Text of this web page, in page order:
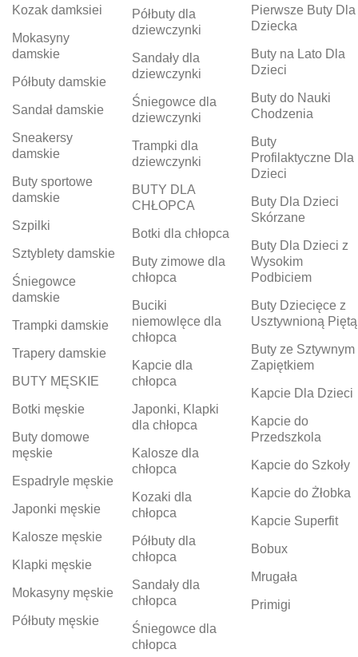
Kozak damksiei
Mokasyny
damskie
Półbuty damskie
Sandał damskie
Sneakersy
damskie
Buty sportowe
damskie
Szpilki
Sztyblety damskie
Śniegowce
damskie
Trampki damskie
Trapery damskie
BUTY MĘSKIE
Botki męskie
Buty domowe
męskie
Espadryle męskie
Japonki męskie
Kalosze męskie
Klapki męskie
Mokasyny męskie
Półbuty męskie
Półbuty dla
dziewczynki
Sandały dla
dziewczynki
Śniegowce dla
dziewczynki
Trampki dla
dziewczynki
BUTY DLA
CHŁOPCA
Botki dla chłopca
Buty zimowe dla
chłopca
Buciki
niemowlęce dla
chłopca
Kapcie dla
chłopca
Japonki, Klapki
dla chłopca
Kalosze dla
chłopca
Kozaki dla
chłopca
Półbuty dla
chłopca
Sandały dla
chłopca
Śniegowce dla
chłopca
Pierwsze Buty Dla
Dziecka
Buty na Lato Dla
Dzieci
Buty do Nauki
Chodzenia
Buty
Profilaktyczne Dla
Dzieci
Buty Dla Dzieci
Skórzane
Buty Dla Dzieci z
Wysokim
Podbiciem
Buty Dziecięce z
Usztywnioną Piętą
Buty ze Sztywnym
Zapiętkiem
Kapcie Dla Dzieci
Kapcie do
Przedszkola
Kapcie do Szkoły
Kapcie do Żłobka
Kapcie Superfit
Bobux
Mrugała
Primigi